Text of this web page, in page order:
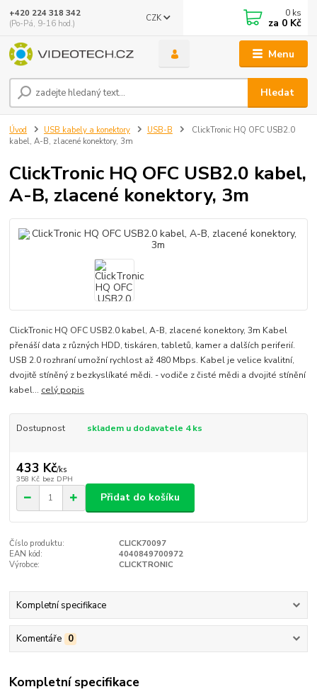
Menu
CZK
Hledat
+420 224 318 342
(Po-Pá, 9-16 hod.)
0 ks
za 0 Kč
Úvod USB kabely a konektory USB-B
ClickTronic HQ OFC USB2.0
kabel, A-B, zlacené konektory, 3m
ClickTronic HQ OFC USB2.0 kabel,
A-B, zlacené konektory, 3m
ClickTronic HQ OFC USB2.0 kabel, A-B, zlacené konektory, 3m Kabel
přenáší data z různých HDD, tiskáren, tabletů, kamer a dalších periferií.
USB 2.0 rozhraní umožní rychlost až 480 Mbps. Kabel je velice kvalitní,
dvojitě stíněný z bezkyslíkaté mědi. - vodiče z čisté mědi a dvojité stínění
kabel... celý popis
Dostupnost skladem u dodavatele 4 ks
433 Kč/ks
358 Kč bez DPH
Přidat do košíku
Číslo produktu:
CLICK70097
EAN kód:
4040849700972
Výrobce:
CLICKTRONIC
Kompletní specifikace
Komentáře 0
Kompletní specifikace